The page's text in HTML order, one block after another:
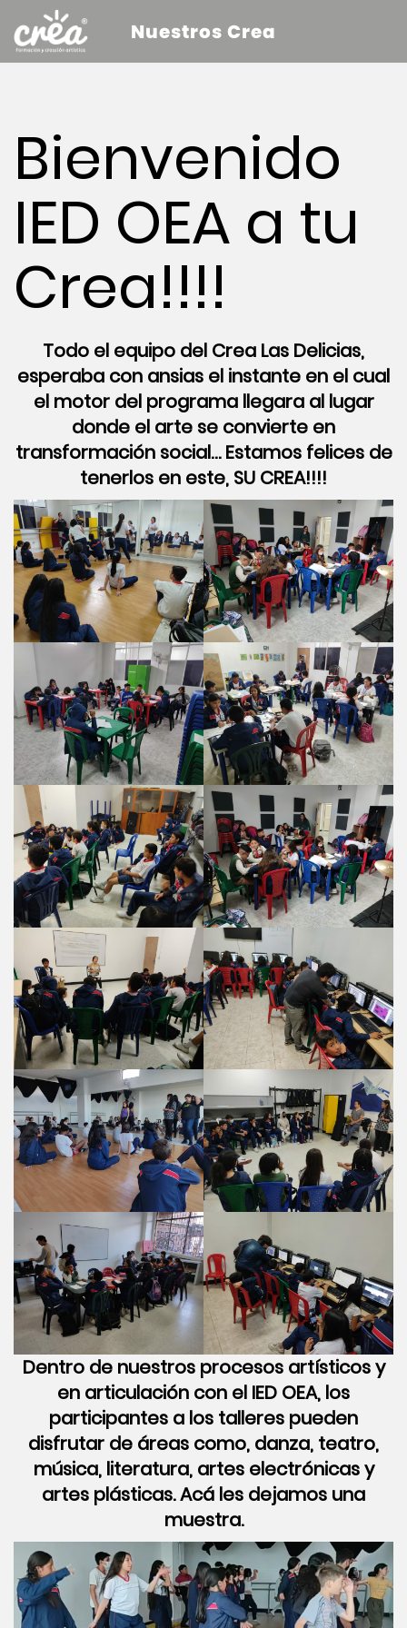
Nuestros Crea
Bienvenido
IED OEA a tu
Crea!!!!
Todo el equipo del Crea Las Delicias,
esperaba con ansias el instante en el cual
el motor del programa llegara al lugar
donde el arte se convierte en
transformación social… Estamos felices de
tenerlos en este, SU CREA!!!!
Dentro de nuestros procesos artísticos y
en articulación con el IED OEA, los
participantes a los talleres pueden
disfrutar de áreas como, danza, teatro,
música, literatura, artes electrónicas y
artes plásticas. Acá les dejamos una
muestra.